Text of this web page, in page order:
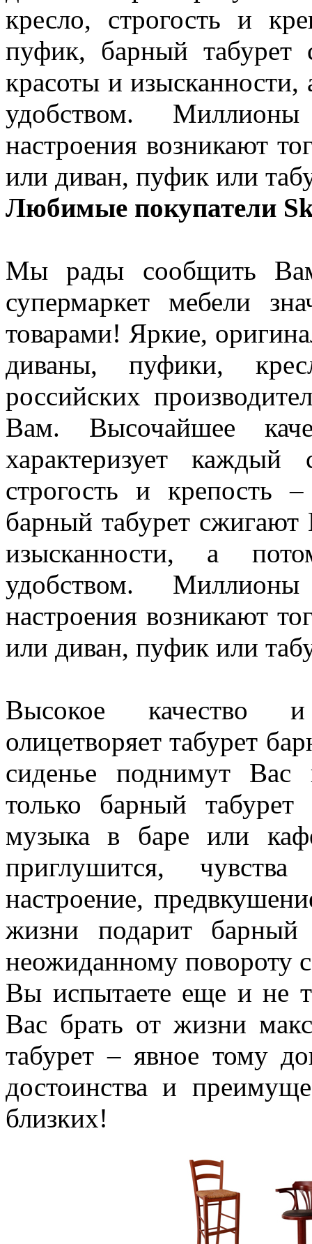
кресло, строгость и
пуфик, барный
красоты и
удобством.
настроения возникают
или диван, пуфик или
Любимые покупатели
Мы рады сообщить
супермаркет мебели
товарами! Яркие,
диваны, пуфики,
российских
Вам. Высочайшее
характеризует
строгость и крепость
барный табурет
изысканности, а
удобством.
настроения возникают
или диван, пуфик или
Высокое качество и
олицетворяет табурет
сиденье поднимут Вас
только барный
музыка в баре или
приглушится,
настроение,
жизни подарит барный
неожиданному повороту
Вы испытаете еще и не
Вас брать от жизни
табурет – явное тому
достоинства и
близких!